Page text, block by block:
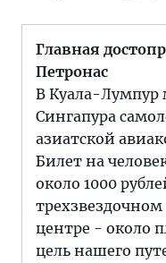
Главная
Петронас
В Куала-Лумпур
Сингапура
азиатской
Билет на
около 1000
центре - около
цель нашего